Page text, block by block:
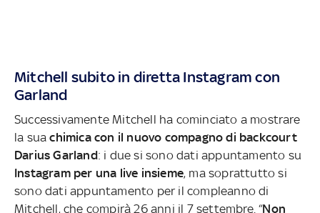
Mitchell subito in diretta Instagram con
Garland
Successivamente Mitchell ha cominciato a mostrare
la suachimica con il nuovo compagno di backcourt
Darius Garland: i due si sono dati appuntamento su
Instagram per una live insieme, ma soprattutto si
sono dati appuntamento per il compleanno di
Mitchell, che compirà 26 anni il 7 settembre. “Non